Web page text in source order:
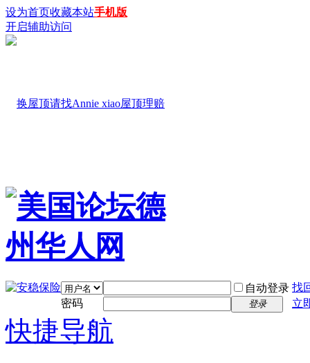
设为首页收藏本站手机版
开启辅助访问
自动登录 找
密码
登录 立
快捷导航